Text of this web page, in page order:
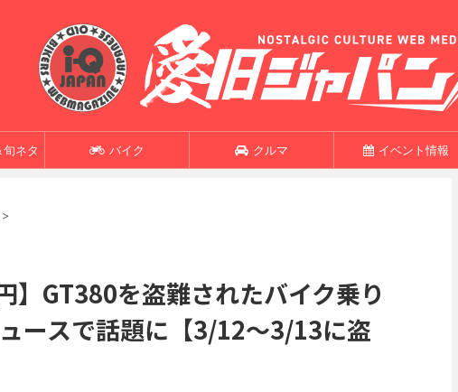
ネタ バイク クルマ イベント情報
>
】GT380を盗難されたバイク乗り
ースで話題に【3/12〜3/13に盗